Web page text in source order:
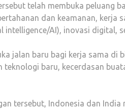
telah membuka peluang
dan keamanan,
intelligence/AI), inovasi digital,
jalan baru bagi kerja sama di
baru, kecerdasan
tersebut, Indonesia dan